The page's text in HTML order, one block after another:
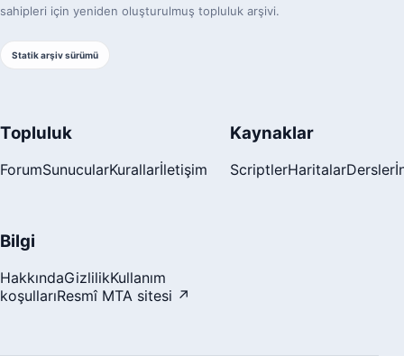
sahipleri için yeniden oluşturulmuş topluluk arşivi.
Statik arşiv sürümü
Topluluk
ForumSunucularKurallarİletişim
Kaynaklar
ScriptlerHaritalarDersler
Bilgi
HakkındaGizlilikKullanım
koşullarıResmî MTA sitesi ↗